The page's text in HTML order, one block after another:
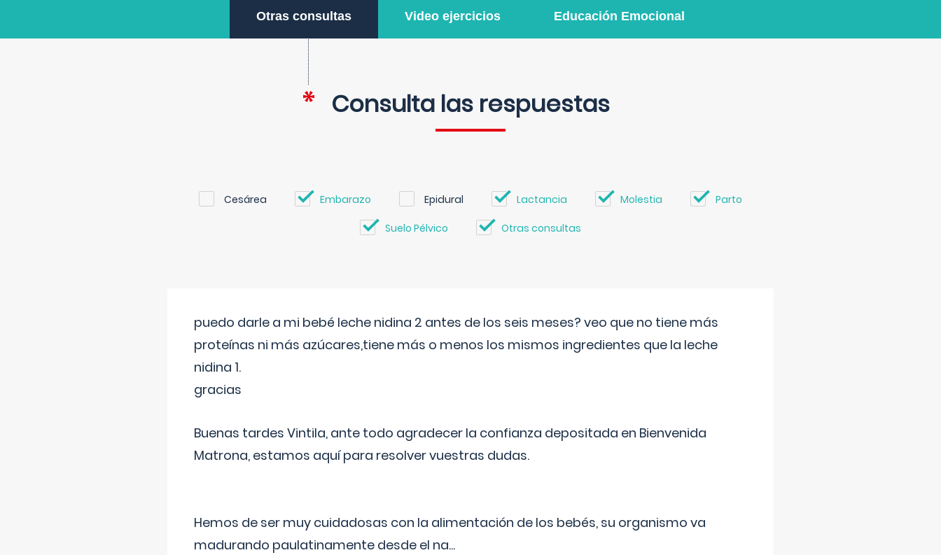
Otras consultas Video ejercicios Educación Emocional
Consulta las respuestas
Cesárea Embarazo Epidural Lactancia Molestia Parto
Suelo Pélvico Otras consultas
puedo darle a mi bebé leche nidina 2 antes de los seis meses? veo que no tiene más
proteínas ni más azúcares,tiene más o menos los mismos ingredientes que la leche
nidina 1.
gracias
Buenas tardes Vintila, ante todo agradecer la confianza depositada en Bienvenida
Matrona, estamos aquí para resolver vuestras dudas.
Hemos de ser muy cuidadosas con la alimentación de los bebés, su organismo va
madurando paulatinamente desde el na...